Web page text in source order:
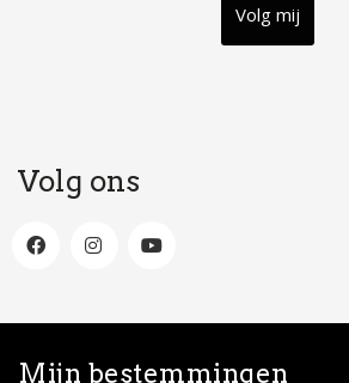
Volg mij
Volg ons
Mijn bestemmingen